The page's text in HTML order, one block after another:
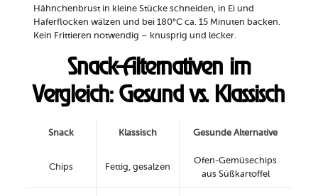
Hähnchenbrust in kleine Stücke schneiden, in Ei und
Haferflocken wälzen und bei 180°C ca. 15 Minuten backen.
Kein Frittieren notwendig – knusprig und lecker.
Snack-Alternativen im
Vergleich: Gesund vs. Klassisch
Snack Klassisch Gesunde Alternative
Chips Fettig, gesalzen
Ofen-Gemüsechips
aus Süßkartoffel